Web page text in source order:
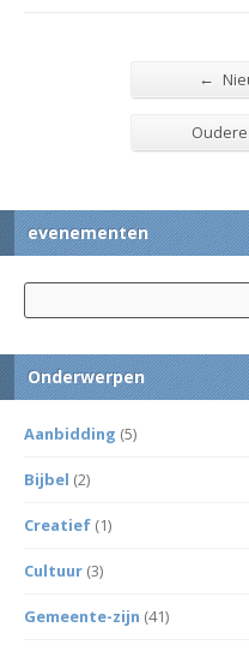
←
evenementen
Zoek
Onderwerpen
Aanbidding (5)
Bijbel (2)
Creatief (1)
Cultuur (3)
Gemeente-zijn (41)